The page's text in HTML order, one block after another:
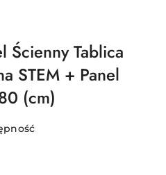
Ścienny Tablica
STEM + Panel
(cm)